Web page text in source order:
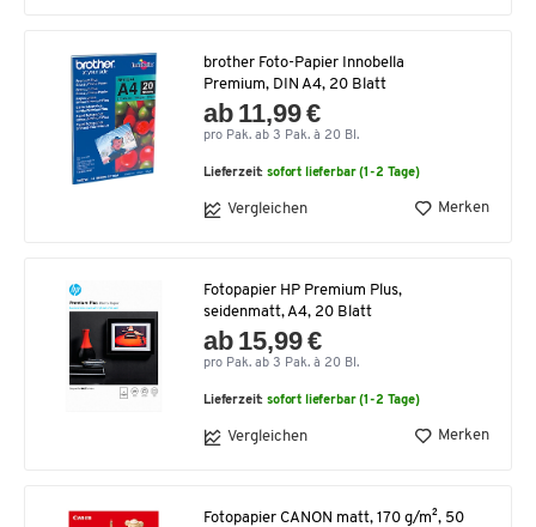
brother Foto-Papier Innobella
Premium, DIN A4, 20 Blatt
ab 11,99 €
pro Pak. ab 3 Pak. à 20 Bl.
Lieferzeit:sofort lieferbar (1-2 Tage)
Vergleichen Merken
Fotopapier HP Premium Plus,
seidenmatt, A4, 20 Blatt
ab 15,99 €
pro Pak. ab 3 Pak. à 20 Bl.
Lieferzeit:sofort lieferbar (1-2 Tage)
Vergleichen Merken
Fotopapier CANON matt, 170 g/m², 50